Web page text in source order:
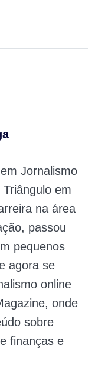
Jornalismo
em
na área
passou
pequenos
agora se
online
onde
sobre
finanças e